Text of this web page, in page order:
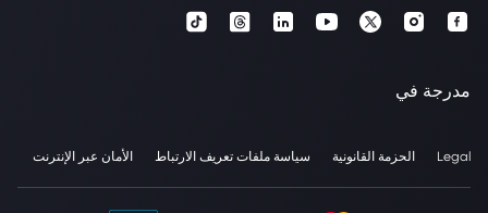
مدرجة في
Legal الحزمة القانونية سياسة ملفات تعريف الارتباط الأمان عبر الإنترنت